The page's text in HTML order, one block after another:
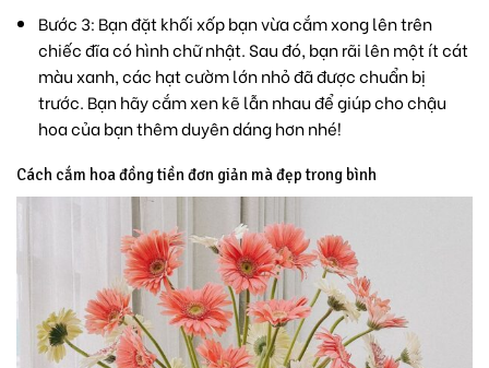
Bước 3: Bạn đặt khối xốp bạn vừa cắm xong lên trên
chiếc đĩa có hình chữ nhật. Sau đó, bạn rãi lên một ít cát
màu xanh, các hạt cườm lớn nhỏ đã được chuẩn bị
trước. Bạn hãy cắm xen kẽ lẫn nhau để giúp cho chậu
hoa của bạn thêm duyên dáng hơn nhé!
Cách cắm hoa đồng tiền đơn giản mà đẹp trong bình